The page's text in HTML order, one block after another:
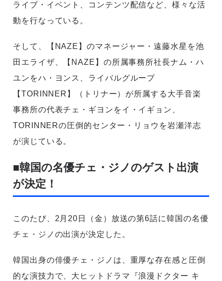
ライブ・イベント、コンテンツ配信など、様々な活
動を行なっている。
そして、【NAZE】のマネージャー・遠藤水星を池
田エライザ、【NAZE】の所属事務所社長ナム・ハ
ユンをハ・ヨンス、ライバルグループ
【TORINNER】（トリナー）が所属する大手音楽
事務所の代表チェ・ギヨンをイ・イギョン、
TORINNERの圧倒的センター・リョウを岩瀬洋志
が演じている。
■韓国の名優チェ・ジノのゲスト出演
が決定！
このたび、2月20日（金）放送の第6話に韓国の名優
チェ・ジノの出演が決定した。
韓国出身の俳優チェ・ジノは、重厚な存在感と圧倒
的な演技力で、大ヒットドラマ『浪漫ドクター キ